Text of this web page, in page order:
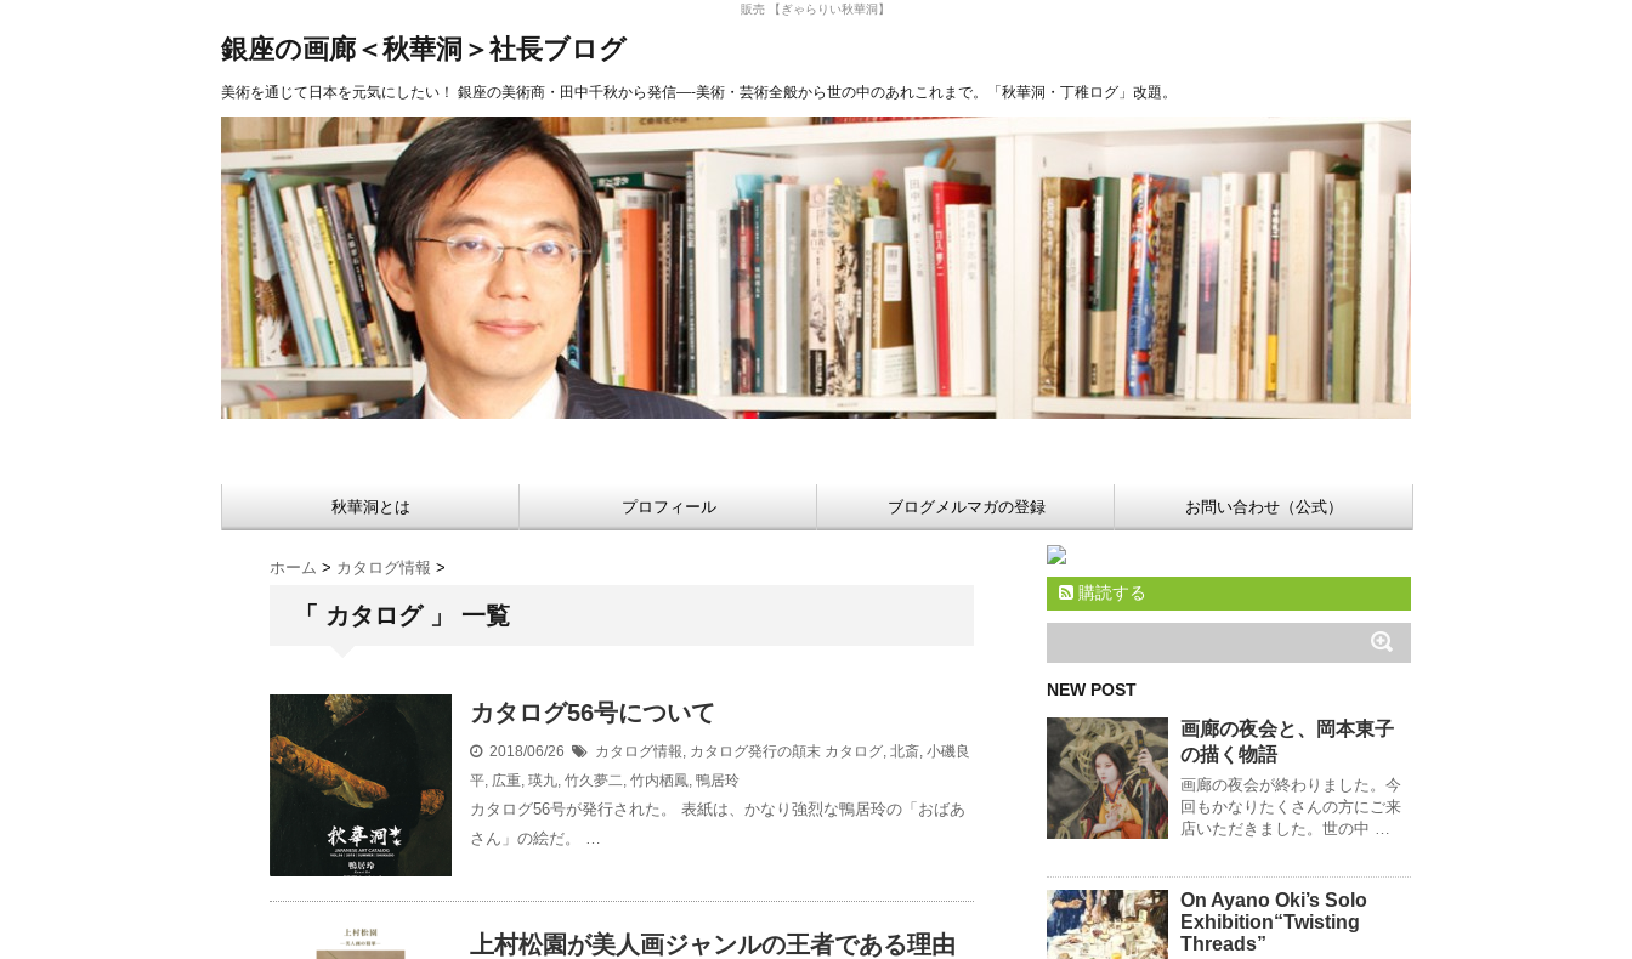
販売 【ぎゃらりい秋華洞】
銀座の画廊＜秋華洞＞社長ブログ
美術を通じて日本を元気にしたい！ 銀座の美術商・田中千秋から発信—-美術・芸術全般から世の中のあれこれまで。「秋華洞・丁稚ログ」改題。
秋華洞とは プロフィール ブログメルマガの登録 お問い合わせ（公式）
ホーム > カタログ情報 >
「 カタログ 」 一覧
カタログ56号について
2018/06/26 カタログ情報, カタログ発行の顛末 カタログ, 北斎, 小磯良
平, 広重, 瑛九, 竹久夢二, 竹内栖鳳, 鴨居玲
カタログ56号が発行された。 表紙は、かなり強烈な鴨居玲の「おばあ
さん」の絵だ。 …
上村松園が美人画ジャンルの王者である理由
購読する
NEW POST
画廊の夜会と、岡本東子
の描く物語
画廊の夜会が終わりました。今
回もかなりたくさんの方にご来
店いただきました。世の中 …
On Ayano Oki’s Solo
Exhibition“Twisting
Threads”